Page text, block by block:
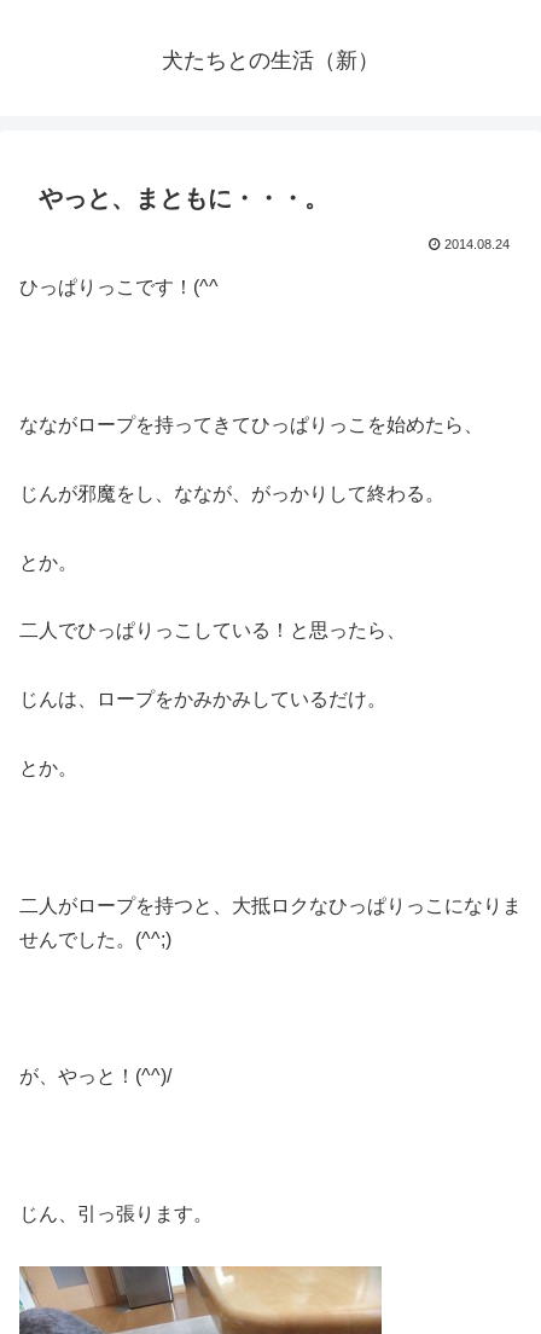
犬たちとの生活（新）
やっと、まともに・・・。
2014.08.24
ひっぱりっこです！(^^ゞ
なながロープを持ってきてひっぱりっこを始めたら、
じんが邪魔をし、ななが、がっかりして終わる。
とか。
二人でひっぱりっこしている！と思ったら、
じんは、ロープをかみかみしているだけ。
とか。
二人がロープを持つと、大抵ロクなひっぱりっこになりま
せんでした。(^^;)
が、やっと！(^^)/
じん、引っ張ります。